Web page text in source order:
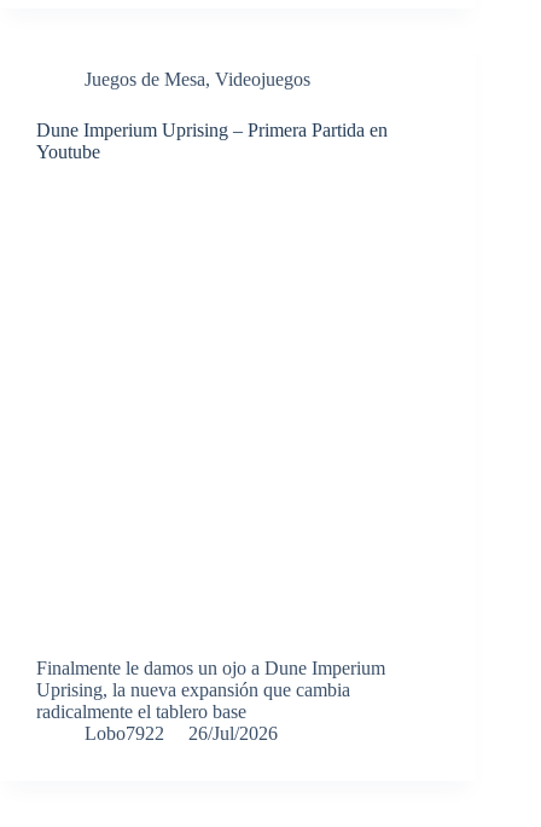
Juegos de Mesa, Videojuegos
Dune Imperium Uprising – Primera Partida en
Youtube
Finalmente le damos un ojo a Dune Imperium
Uprising, la nueva expansión que cambia
radicalmente el tablero base
Lobo7922
26/Jul/2026